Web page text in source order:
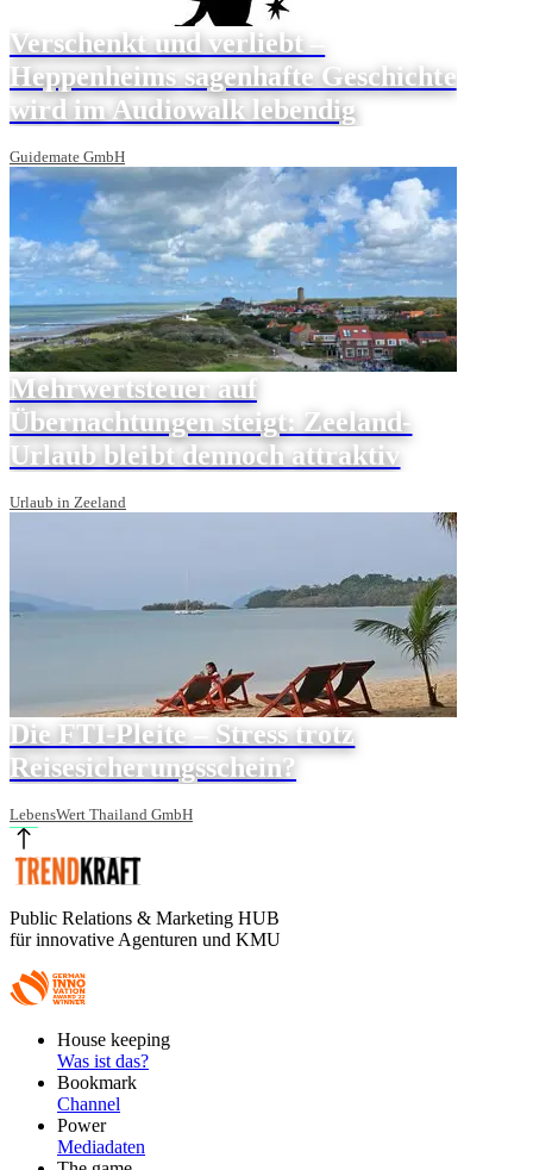
Verschenkt und verliebt –
Heppenheims sagenhafte Geschichte
wird im Audiowalk lebendig
Guidemate GmbH
Mehrwertsteuer auf
Übernachtungen steigt: Zeeland-
Urlaub bleibt dennoch attraktiv
Urlaub in Zeeland
Die FTI-Pleite – Stress trotz
Reisesicherungsschein?
LebensWert Thailand GmbH
Public Relations & Marketing HUB
für innovative Agenturen und KMU
FooterHouse keeping
Was ist das?
Bookmark
Channel
Power
Mediadaten